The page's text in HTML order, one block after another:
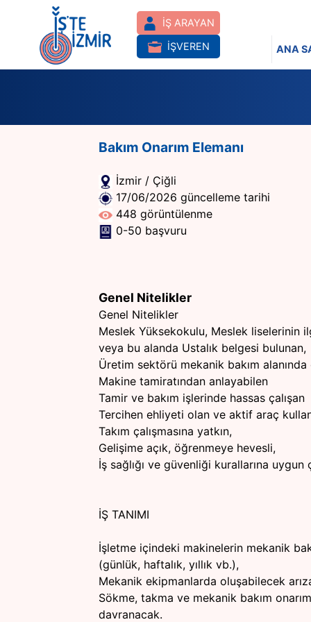
İŞ ARAYAN
İŞVEREN
ANA
Bakım Onarım Elemanı
İzmir / Çiğli
17/06/2026 güncelleme tarihi
448 görüntülenme
0-50 başvuru
Genel Nitelikler
Genel Nitelikler
Meslek Yüksekokulu, Meslek liselerinin
veya bu alanda Ustalık belgesi bulunan,
Üretim sektörü mekanik bakım
Makine tamiratından anlayabilen
Tamir ve bakım işlerinde hassas çalışan
Tercihen ehliyeti olan ve aktif araç
Takım çalışmasına yatkın,
Gelişime açık, öğrenmeye hevesli,
İş sağlığı ve güvenliği kurallarına uygun
İŞ TANIMI
İşletme içindeki makinelerin mekanik
(günlük, haftalık, yıllık vb.),
Mekanik ekipmanlarda oluşabilecek
Sökme, takma ve mekanik bakım
davranacak.